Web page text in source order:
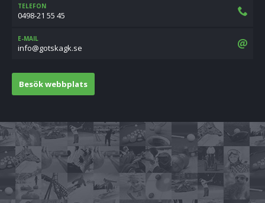
TELEFON
0498-21 55 45
E-MAIL
es.kgakstog@ofni
Besök webbplats